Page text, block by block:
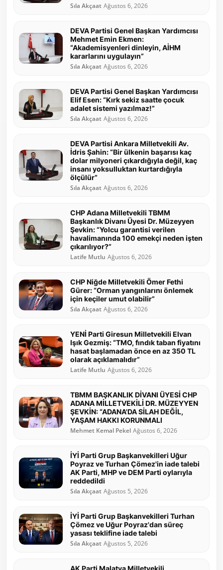
Sıla Akçaat Ağustos 6, 2026
DEVA Partisi Genel Başkan Yardımcısı
Mehmet Emin Ekmen:
“Akademisyenleri dinleyin, AİHM
kararlarını uygulayın”
Sıla Akçaat Ağustos 6, 2026
DEVA Partisi Genel Başkan Yardımcısı
Elif Esen: “Kırk sekiz saatte çocuk
adalet sistemi yazılmaz!”
Sıla Akçaat Ağustos 6, 2026
DEVA Partisi Ankara Milletvekili Av.
İdris Şahin: “Bir ülkenin başarısı kaç
dolar milyoneri çıkardığıyla değil, kaç
insanı yoksulluktan kurtardığıyla
ölçülür”
Sıla Akçaat Ağustos 6, 2026
CHP Adana Milletvekili TBMM
Başkanlık Divanı Üyesi Dr. Müzeyyen
Şevkin: “Yolcu garantisi verilen
havalimanında 100 emekçi neden işten
çıkarılıyor?”
Latife Mutlu Ağustos 6, 2026
CHP Niğde Milletvekili Ömer Fethi
Gürer: “Orman yangınlarını önlemek
için keçiler umut olabilir”
Sıla Akçaat Ağustos 6, 2026
YENİ Parti Giresun Milletvekili Elvan
Işık Gezmiş: “TMO, fındık taban fiyatını
hasat başlamadan önce en az 350 TL
olarak açıklamalıdır”
Latife Mutlu Ağustos 6, 2026
TBMM BAŞKANLIK DİVANI ÜYESİ CHP
ADANA MİLLETVEKİLİ DR. MÜZEYYEN
ŞEVKİN: “ADANA'DA SİLAH DEĞİL,
YAŞAM HAKKI KORUNMALI
Mehmet Kemal Pekel Ağustos 6, 2026
İYİ Parti Grup Başkanvekilleri Uğur
Poyraz ve Turhan Çömez'in iade talebi
AK Parti, MHP ve DEM Parti oylarıyla
reddedildi
Sıla Akçaat Ağustos 5, 2026
İYİ Parti Grup Başkanvekilleri Turhan
Çömez ve Uğur Poyraz'dan süreç
yasası teklifine iade talebi
Sıla Akçaat Ağustos 5, 2026
AK Parti Malatya Milletvekili